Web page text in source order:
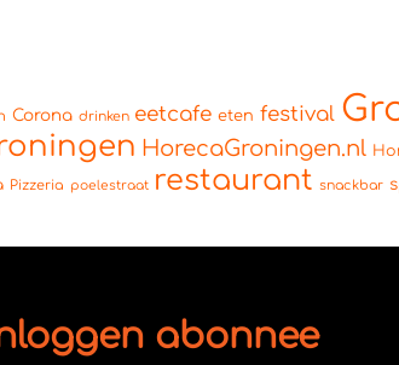
Corona drinken eetcafe eten festival
HorecaGroningen.nl
Pizzeria poelestraat restaurant snackbar
abonnee